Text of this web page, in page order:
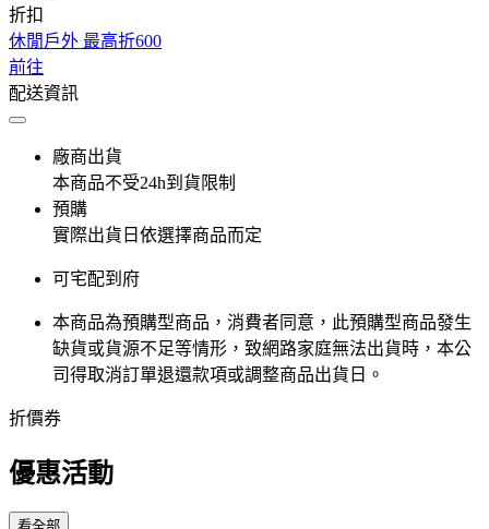
折扣
休閒戶外 最高折600
前往
配送資訊
廠商出貨
本商品不受24h到貨限制
預購
實際出貨日依選擇商品而定
可宅配到府
本商品為預購型商品，消費者同意，此預購型商品發生
缺貨或貨源不足等情形，​致網路家庭無法出貨時，本公
司得取消訂單退還款項或調整商品出貨日。
折價券
優惠活動